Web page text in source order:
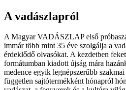
A vadászlapról
A Magyar VADÁSZLAP első
immár több mint 35 éve szolgálja a
érdeklődő olvasókat. A kezdetben
formátumban kiadott újság mára
medence egyik legnépszerűbb
független sajtótermékként hónapról